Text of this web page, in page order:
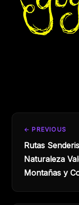
← PREVIOUS
Rutas
Naturaleza
Montañas y